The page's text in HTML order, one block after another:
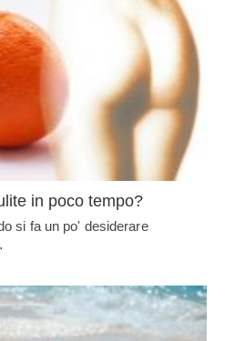
in poco tempo?
si fa un po' desiderare